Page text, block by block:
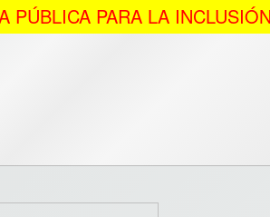
PARA LA INCLUSIÓN DE